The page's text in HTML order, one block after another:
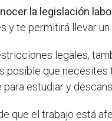
la legislación
y te permitirá llevar
legales,
posible que
estudiar y
que el trabajo está